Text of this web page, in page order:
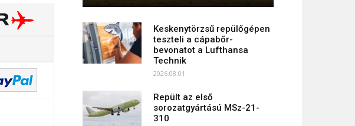
Keskenytörzsű repülőgépen
teszteli a cápabőr-
bevonatot a Lufthansa
Technik
2026.08.01.
Repült az első
sorozatgyártású MSz-21-
310